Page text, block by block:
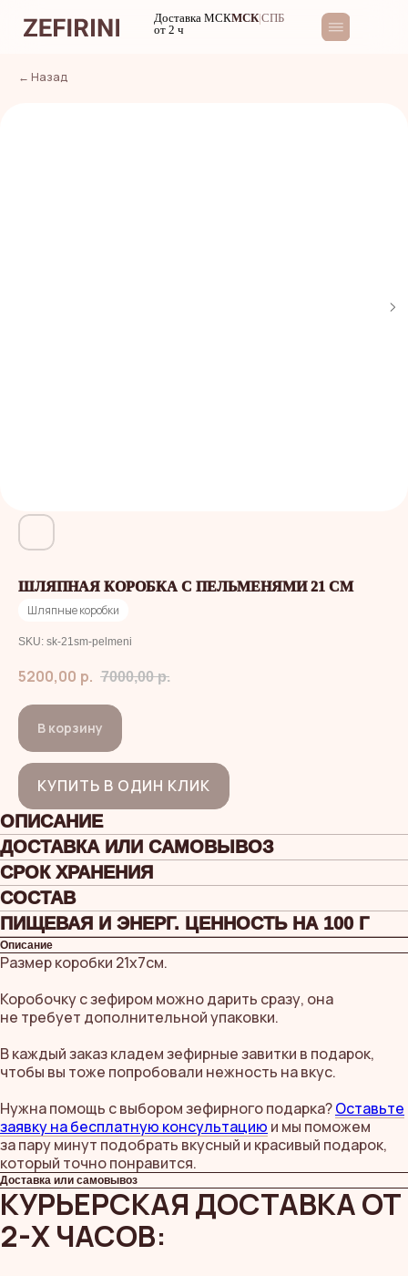
Доставка МСК
от 2 ч
СПБ
← Назад
ШЛЯПНАЯ КОРОБКА С ПЕЛЬМЕНЯМИ 21 СМ
Шляпные коробки
SKU: sk-21sm-pelmeni
5200,00 р. 7000,00 р.
В корзину
КУПИТЬ В ОДИН КЛИК
ОПИСАНИЕ
ДОСТАВКА ИЛИ САМОВЫВОЗ
СРОК ХРАНЕНИЯ
СОСТАВ
ПИЩЕВАЯ И ЭНЕРГ. ЦЕННОСТЬ НА 100 Г
Описание
Размер коробки 21x7см.
Коробочку с зефиром можно дарить сразу, она
не требует дополнительной упаковки.
В каждый заказ кладем зефирные завитки в подарок,
чтобы вы тоже попробовали нежность на вкус.
Нужна помощь с выбором зефирного подарка?Оставьте
заявку на бесплатную консультацию и мы поможем
за пару минут подобрать вкусный и красивый подарок,
который точно понравится.
Доставка или самовывоз
КУРЬЕРСКАЯ ДОСТАВКА ОТ
2-Х ЧАСОВ: